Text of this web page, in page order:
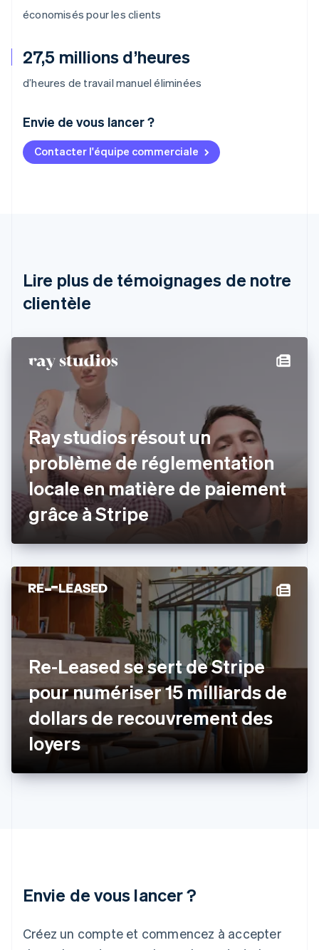
économisés pour les clients
27,5 millions d’heures
d’heures de travail manuel éliminées
Envie de vous lancer ?
Contacter l'équipe commerciale
Lire plus de témoignages de notre
clientèle
Ray studios résout un
problème de réglementation
locale en matière de paiement
grâce à Stripe
Re-Leased se sert de Stripe
pour numériser 15 milliards de
dollars de recouvrement des
loyers
Envie de vous lancer ?
Créez un compte et commencez à accepter
Allemagne
Brésil
PortuguêsEnglish
Bulgarie
EnglishFrançais
Chine continentale
简体中文 English
Chypre
English
Croatie
English Italiano
Danemark
English
Émirats arabes unis
English
Espagne
EspañolEnglish
English
États-Unis
EnglishEspañol简体中文
Finlande
Svenska
France
FrançaisEnglish
English
Grèce
English
English
Inde
English
English
Deutsch English
Luxembourg